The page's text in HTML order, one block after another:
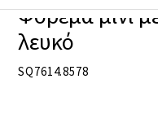
Φόρεμα μίνι
λευκό
SQ7614.8578